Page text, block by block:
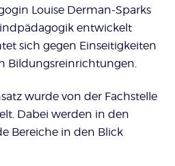
Louise Derman-Sparks
entwickelt
sich gegen Einseitigkeiten
Bildungsreinrichtungen.
wurde von der Fachstelle
Dabei werden in den
Bereiche in den Blick